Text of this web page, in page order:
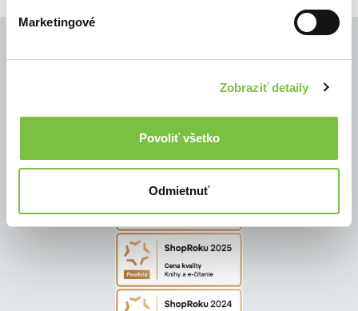
Marketingové
Zobraziť detaily
Povoliť všetko
Odmietnuť